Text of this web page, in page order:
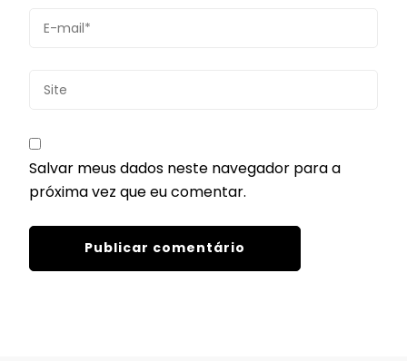
Salvar meus dados neste navegador para a
próxima vez que eu comentar.